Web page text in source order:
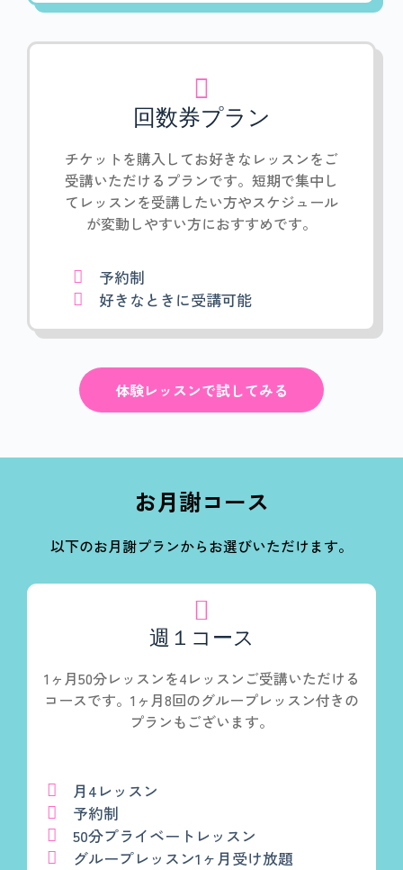
回数券プラン
チケットを購入してお好きなレッスンをご
受講いただけるプランです。短期で集中し
てレッスンを受講したい方やスケジュール
が変動しやすい方におすすめです。
予約制
好きなときに受講可能
体験レッスンで試してみる
お月謝コース
以下のお月謝プランからお選びいただけます。
週１コース
1ヶ月50分レッスンを4レッスンご受講いただける
コースです。1ヶ月8回のグループレッスン付きの
プランもございます。
月4レッスン
予約制
50分プライベートレッスン
グループレッスン1ヶ月受け放題